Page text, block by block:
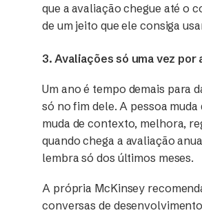
que a avaliação chegue até o
de um jeito que ele consiga
3. Avaliações só uma vez por
Um ano é tempo demais para
só no fim dele. A pessoa
muda de contexto, melhora,
quando chega a avaliação
lembra só dos últimos meses.
A própria McKinsey
conversas de